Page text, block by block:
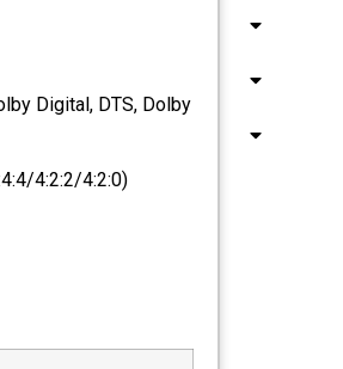
Digital, DTS, Dolby
4:2:2/4:2:0)